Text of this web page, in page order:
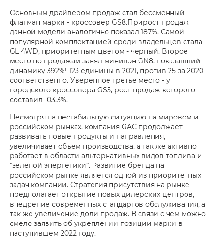
Основным драйвером продаж стал бессменный
флагман марки - кроссовер GS8.Прирост продаж
данной модели аналогично показал 187%. Самой
популярной комплектацией среди владельцев стала
GL 4WD, приоритетным цветом - черный. Второе
место по продажам занял минивэн GN8, показавший
динамику 392%! 123 единицы в 2021, против 25 за 2020
соответственно. Уверенное третье место - у
городского кроссовера GS5, рост продаж которого
составил 103,3%.
Несмотря на нестабильную ситуацию на мировом и
российском рынках, компания GAC продолжает
развивать новые продукты и направления,
увеличивает объем производства, а так же активно
работает в области альтернативных видов топлива и
“зеленой энергетики”. Развитие бренда на
российском рынке является одной из приоритетных
задач компании. Стратегия присутствия на рынке
предполагает открытие новых дилерских центров,
внедрение современных стандартов обслуживания, а
так же увеличение доли продаж. В связи с чем можно
смело заявить об укреплении позиции марки в
наступившем 2022 году.